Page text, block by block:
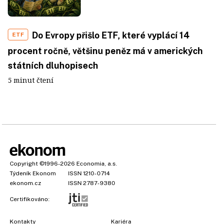
ETF
Do Evropy přišlo ETF, které vyplácí 14
procent ročně, většinu peněz má v amerických
státních dluhopisech
5 minut čtení
Copyright ©1996-2026 Economia, a.s.
Týdeník Ekonom
ISSN 1210-0714
ekonom.cz
ISSN 2787-9380
Certifikováno:
Kontakty Kariéra